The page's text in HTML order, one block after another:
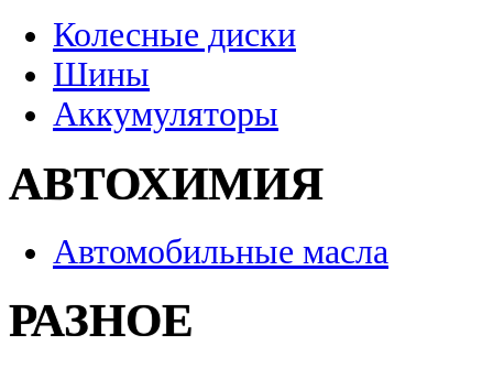
Колесные диски
Шины
Аккумуляторы
АВТОХИМИЯ
Автомобильные масла
РАЗНОЕ